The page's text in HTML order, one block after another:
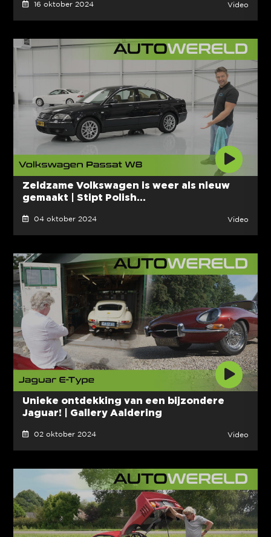
16 oktober 2024 Video
Zeldzame Volkswagen is weer als nieuw
gemaakt | Stipt Polish...
04 oktober 2024 Video
Unieke ontdekking van een bijzondere
Jaguar! | Gallery Aaldering
02 oktober 2024 Video